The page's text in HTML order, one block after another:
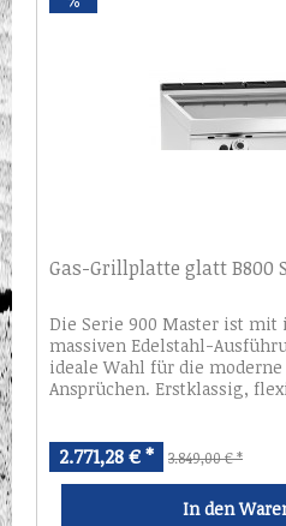
Gas-Grillplatte glatt B800
Die Serie 900 Master ist
massiven Edelstahl-
ideale Wahl für die
Ansprüchen. Erstklassig,
2.771,28 € * 3.849,00 € *
In den